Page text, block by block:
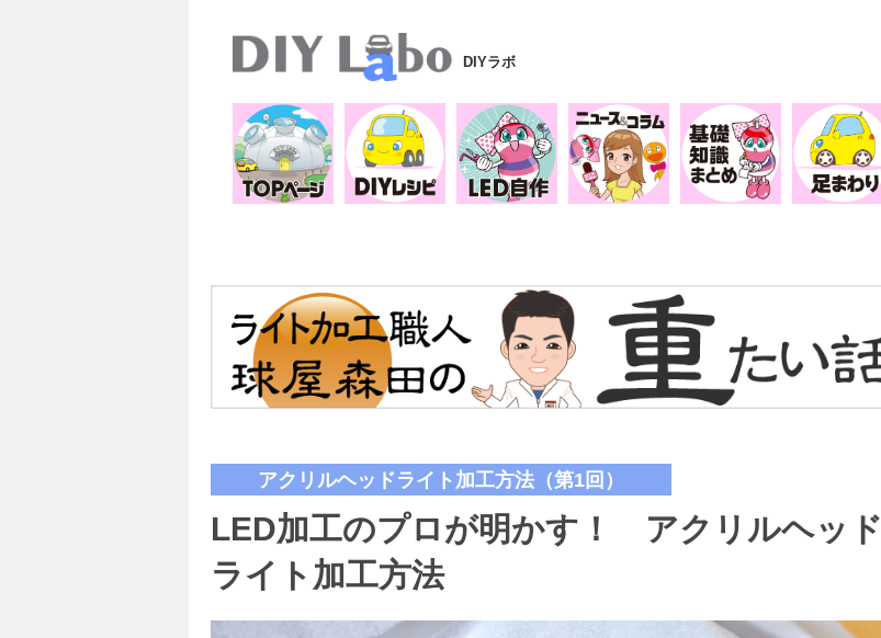
DIYラボ
アクリルヘッドライト加工方法（第1回）
LED加工のプロが明かす！ アクリルヘッド
ライト加工方法